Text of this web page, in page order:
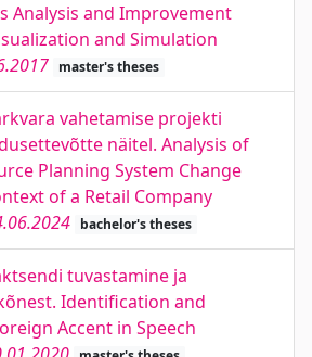
Analysis and Improvement
and Simulation
master's theses
vahetamise projekti
näitel. Analysis of
Planning System Change
of a Retail Company
bachelor's theses
tuvastamine ja
Identification and
Accent in Speech